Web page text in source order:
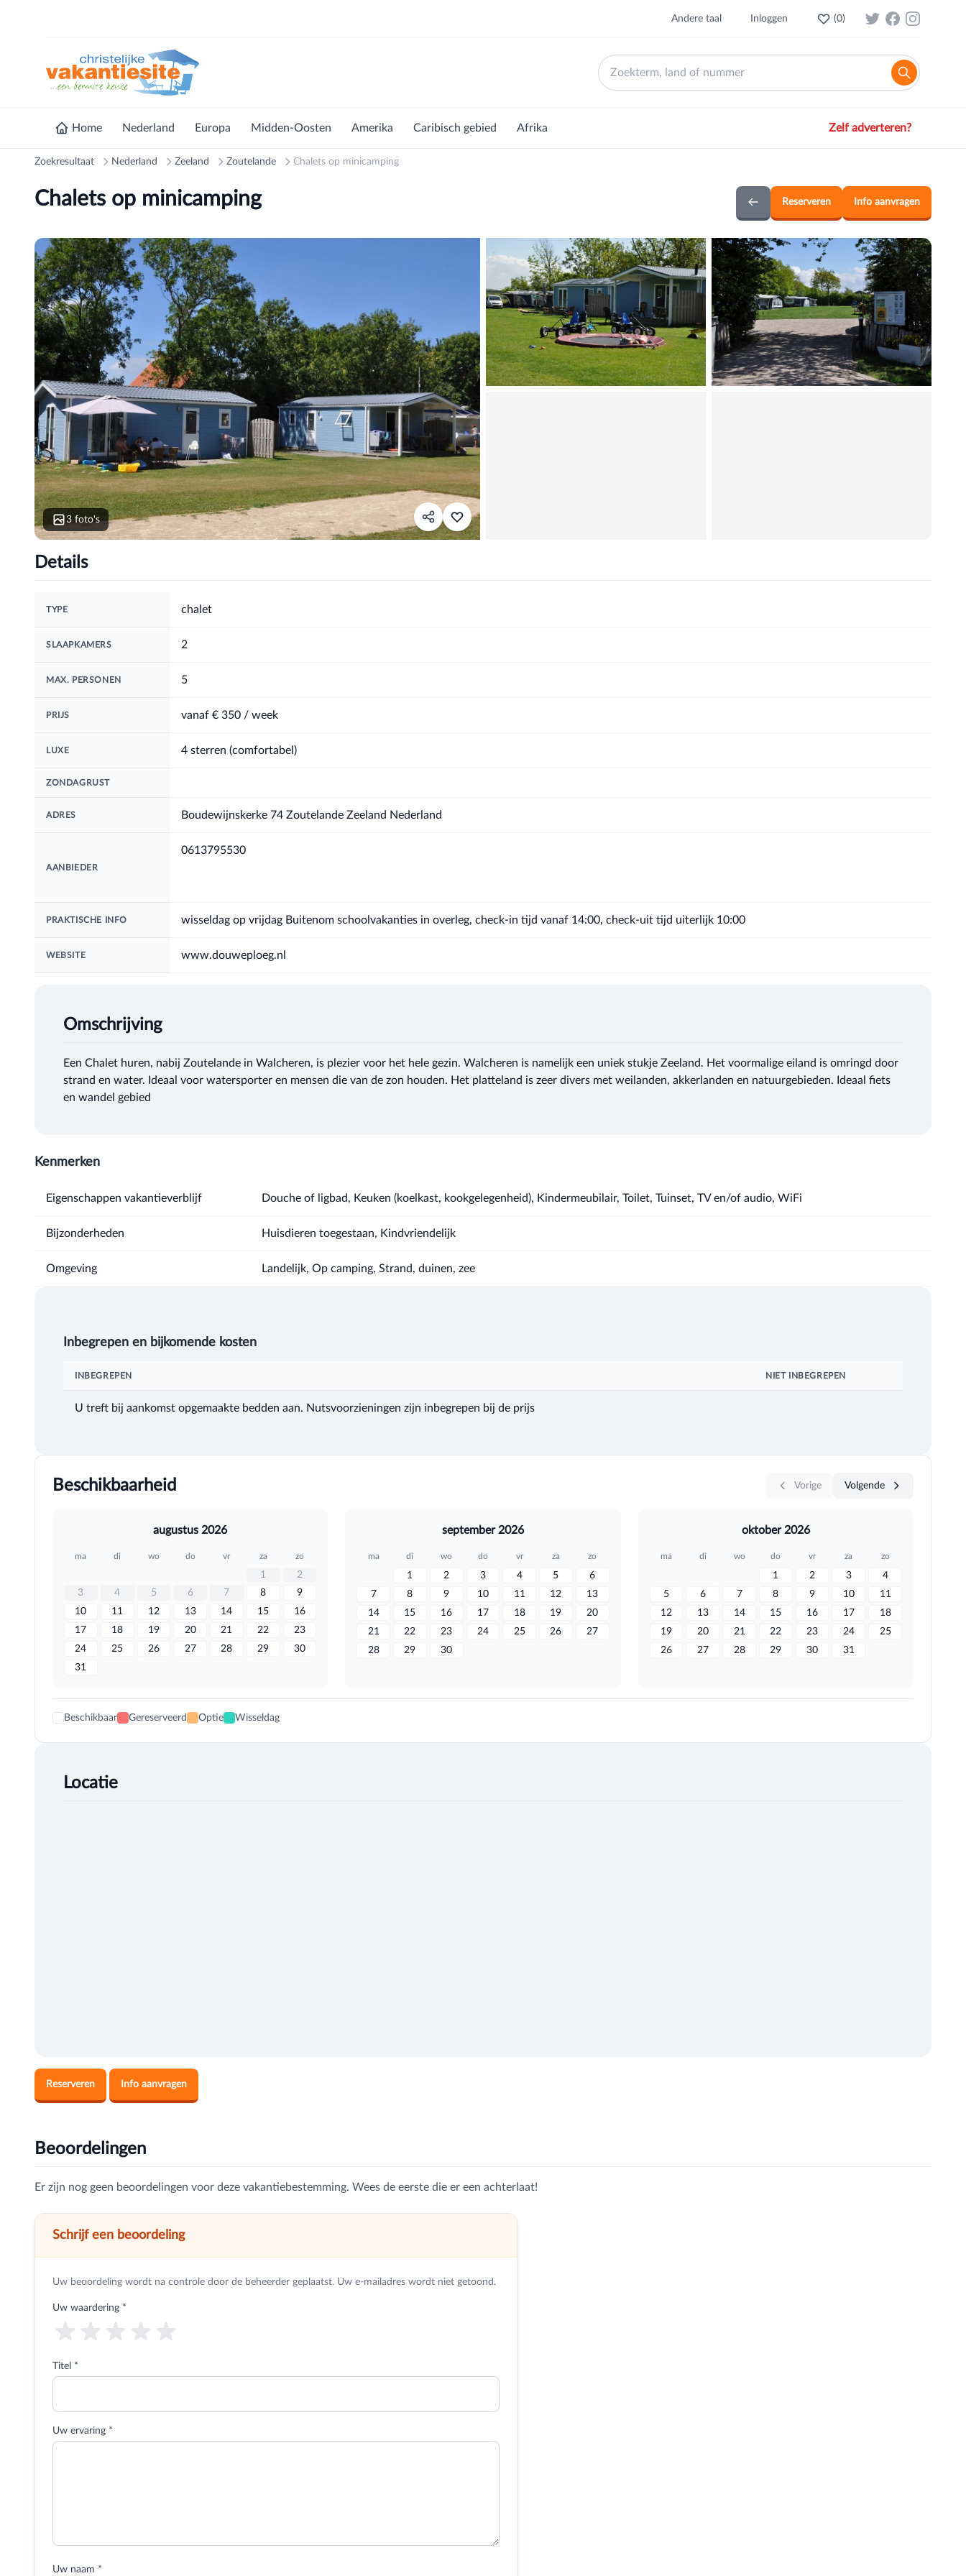
Andere taal Inloggen (0)
Home Nederland Europa Midden-Oosten Amerika Caribisch gebied Afrika Zelf adverteren?
Zoekresultaat Nederland Zeeland Zoutelande Chalets op minicamping
Chalets op minicamping Reserveren Info aanvragen
3 foto's
Details
TYPE chalet
SLAAPKAMERS 2
MAX. PERSONEN 5
PRIJS vanaf € 350 / week
LUXE 4 sterren (comfortabel)
ZONDAGRUST
ADRES Boudewijnskerke 74 Zoutelande Zeeland Nederland
AANBIEDER
0613795530
PRAKTISCHE INFO wisseldag op vrijdag Buitenom schoolvakanties in overleg, check-in tijd vanaf 14:00, check-uit tijd uiterlijk 10:00
WEBSITE www.douweploeg.nl
Omschrijving
Een Chalet huren, nabij Zoutelande in Walcheren, is plezier voor het hele gezin. Walcheren is namelijk een uniek stukje Zeeland. Het voormalige eiland is omringd door
strand en water. Ideaal voor watersporter en mensen die van de zon houden. Het platteland is zeer divers met weilanden, akkerlanden en natuurgebieden. Ideaal fiets
en wandel gebied
Kenmerken
Eigenschappen vakantieverblijf Douche of ligbad, Keuken (koelkast, kookgelegenheid), Kindermeubilair, Toilet, Tuinset, TV en/of audio, WiFi
Bijzonderheden Huisdieren toegestaan, Kindvriendelijk
Omgeving Landelijk, Op camping, Strand, duinen, zee
Inbegrepen en bijkomende kosten
INBEGREPEN NIET INBEGREPEN
U treft bij aankomst opgemaakte bedden aan. Nutsvoorzieningen zijn inbegrepen bij de prijs
Beschikbaarheid Vorige Volgende
augustus 2026
ma di wo do vr za zo
1
2
3
4 5 6 7 8
9
10
11 12 13 14 15
16
17
18 19 20 21 22
23
24
25 26 27 28 29
30
31
september 2026
ma di wo do vr za zo
1 2 3 4 5
6
7
8 9 10 11 12
13
14
15 16 17 18 19
20
21
22 23 24 25 26
27
28
29 30
oktober 2026
ma di wo do vr za zo
1 2 3
4
5
6 7 8 9 10
11
12
13 14 15 16 17
18
19
20 21 22 23 24
25
26
27 28 29 30 31
Beschikbaar Gereserveerd Optie Wisseldag
Locatie
Reserveren Info aanvragen
Beoordelingen
Er zijn nog geen beoordelingen voor deze vakantiebestemming. Wees de eerste die er een achterlaat!
Schrijf een beoordeling
Uw beoordeling wordt na controle door de beheerder geplaatst. Uw e-mailadres wordt niet getoond.
Uw waardering *
Titel *
Uw ervaring *
Uw naam *